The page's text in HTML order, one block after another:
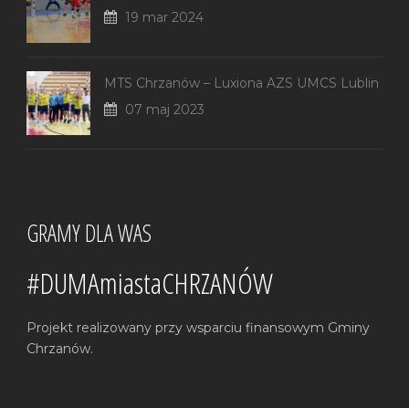
19 mar 2024
MTS Chrzanów – Luxiona AZS UMCS Lublin
07 maj 2023
GRAMY DLA WAS
#DUMAmiastaCHRZANÓW
Projekt realizowany przy wsparciu finansowym Gminy
Chrzanów.